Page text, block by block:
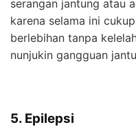
serangan jantung atau
karena selama ini
berlebihan tanpa
nunjukin gangguan
5. Epilepsi